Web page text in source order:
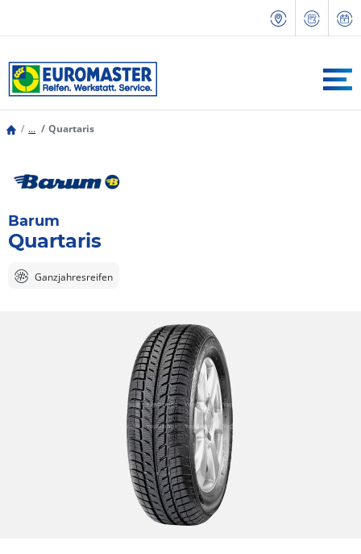
... Quartaris
Barum
Quartaris
Ganzjahresreifen